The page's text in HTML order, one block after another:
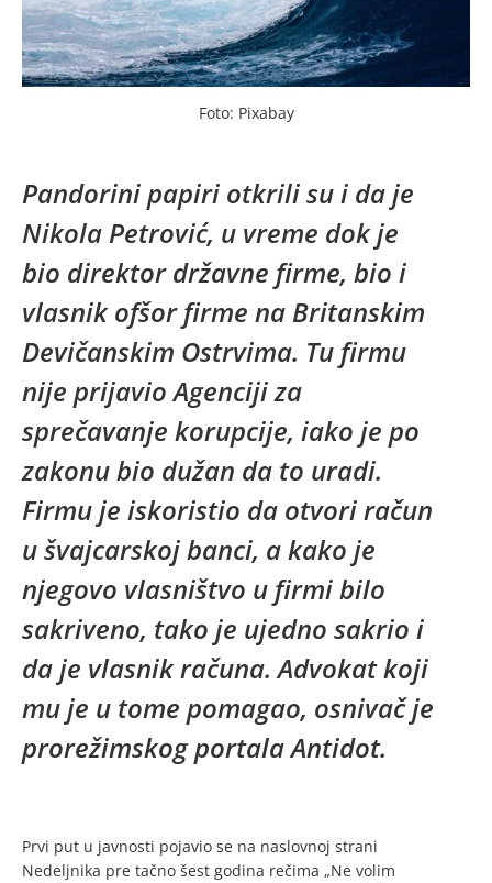
Foto: Pixabay
Pandorini papiri otkrili su i da je
Nikola Petrović, u vreme dok je
bio direktor državne firme, bio i
vlasnik ofšor firme na Britanskim
Devičanskim Ostrvima. Tu firmu
nije prijavio Agenciji za
sprečavanje korupcije, iako je po
zakonu bio dužan da to uradi.
Firmu je iskoristio da otvori račun
u švajcarskoj banci, a kako je
njegovo vlasništvo u firmi bilo
sakriveno, tako je ujedno sakrio i
da je vlasnik računa. Advokat koji
mu je u tome pomagao, osnivač je
prorežimskog portala Antidot.
Prvi put u javnosti pojavio se na naslovnoj strani
Nedeljnika pre tačno šest godina rečima „Ne volim